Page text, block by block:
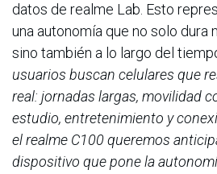
datos de realme Lab. Esto
una autonomía que no solo dura
sino también a lo largo del
usuarios buscan celulares que
real: jornadas largas, movilidad
estudio, entretenimiento y
el realme C100 queremos
dispositivo que pone la